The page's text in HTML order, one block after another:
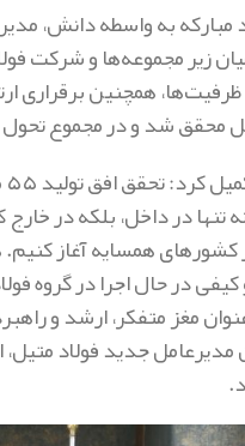
مبارکه به واسطه
زیر مجموعه‌ها و شرکت
همچنین برقراری
محقق شد و در مجموع
تنها در داخل، بلکه در
همسایه آغاز کنیم.
در حال اجرا در گروه
مغز متفکر، ارشد و
جدید فولاد